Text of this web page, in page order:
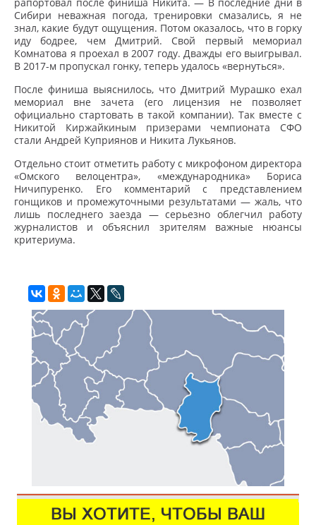
Сибири неважная погода, тренировки смазались, я не
знал, какие будут ощущения. Потом оказалось, что в горку
иду бодрее, чем Дмитрий. Свой первый мемориал
Комнатова я проехал в 2007 году. Дважды его выигрывал.
В 2017-м пропускал гонку, теперь удалось «вернуться».
После финиша выяснилось, что Дмитрий Мурашко ехал
мемориал вне зачета (его лицензия не позволяет
официально стартовать в такой компании). Так вместе с
Никитой Киржайкиным призерами чемпионата СФО
стали Андрей Куприянов и Никита Лукьянов.
Отдельно стоит отметить работу с микрофоном директора
«Омского велоцентра», «международника» Бориса
Ничипуренко. Его комментарий с представлением
гонщиков и промежуточными результатами — жаль, что
лишь последнего заезда — серьезно облегчил работу
журналистов и объяснил зрителям важные нюансы
критериума.